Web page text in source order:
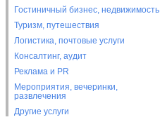
Гостиничный бизнес, недвижимость
Туризм, путешествия
Логистика, почтовые услуги
Консалтинг, аудит
Реклама и PR
Мероприятия, вечеринки,
развлечения
Другие услуги